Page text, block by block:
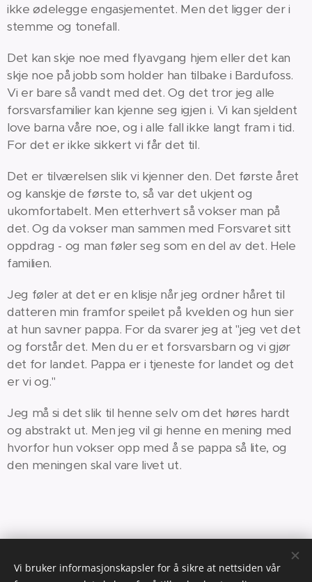
ikke ødelegge engasjementet. Men det ligger der i
stemme og tonefall.
Det kan skje noe med flyavgang hjem eller det kan
skje noe på jobb som holder han tilbake i Bardufoss.
Vi er bare så vandt med det. Og det tror jeg alle
forsvarsfamilier kan kjenne seg igjen i. Vi kan sjeldent
love barna våre noe, og i alle fall ikke langt fram i tid.
For det er ikke sikkert vi får det til.
Det er tilværelsen slik vi kjenner den. Det første året
og kanskje de første to, så var det ukjent og
ukomfortabelt. Men etterhvert så vokser man på
det. Og da vokser man sammen med Forsvaret sitt
oppdrag - og man føler seg som en del av det. Hele
familien.
Jeg føler at det er en klisje når jeg ordner håret til
datteren min framfor speilet på kvelden og hun sier
at hun savner pappa. For da svarer jeg at "jeg vet det
og forstår det. Men du er et forsvarsbarn og vi gjør
det for landet. Pappa er i tjeneste for landet og det
er vi og."
Jeg må si det slik til henne selv om det høres hardt
og abstrakt ut. Men jeg vil gi henne en mening med
hvorfor hun vokser opp med å se pappa så lite, og
den meningen skal vare livet ut.
Vi bruker informasjonskapsler for å sikre at nettsiden vår